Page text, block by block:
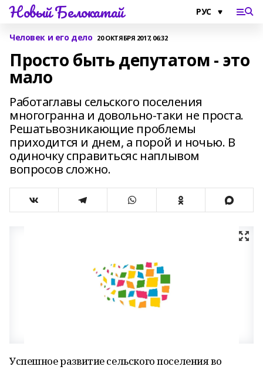
Новый Белокатай
Человек и его дело 20 ОКТЯБРЯ 2017, 06:32
Просто быть депутатом - это
мало
Работаглавы сельского поселения
многогранна и довольно-таки не проста.
Решатьвозникающие проблемы
приходится и днем, а порой и ночью. В
одиночку справитьсяс наплывом
вопросов сложно.
Успешное развитие сельского поселения во